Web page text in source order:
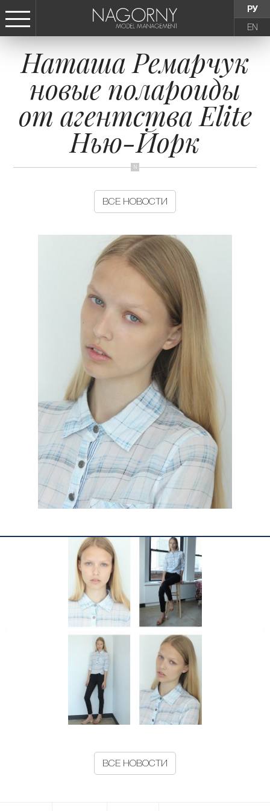
РУ
EN
СТАТЬ МОДЕЛЬЮ
ДЕВУШКИ
ТИНЕЙДЖЕРЫ
ДЕТИ
АГЕНТСТВО
НОВОСТИ
КОНТАКТЫ
Наташа Ремарчук
новые полароиды
от агентства Elite
Нью-Йорк
ВСЕ НОВОСТИ
ВСЕ НОВОСТИ